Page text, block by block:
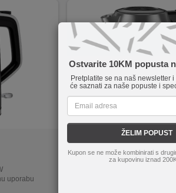
Ostvarite 10KM popusta
Pretplatite se na naš newsletter
će saznati za naše popuste i
ŽELIM POPUST
Kupon se ne može kombinirati s
za kupovinu iznad
uporabu
hoco. HE12
Snaga 1850 - 2200W